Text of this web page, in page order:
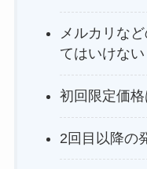
メルカリな
てはいけない
初回限定価
2回目以降の